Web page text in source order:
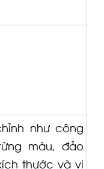
như công
màu, đảo
thước và vị